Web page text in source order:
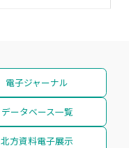
電子ジャーナル
データベース一覧
北方資料電子展示